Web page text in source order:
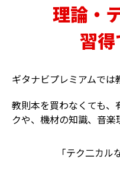
理論・
習得
ギタナビプレミアムでは
教則本を買わなくても、
クや、機材の知識、音楽
「テク二カ